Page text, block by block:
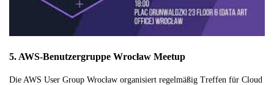
5. AWS-Benutzergruppe Wrocław Meetup
Die AWS User Group Wrocław organisiert regelmäßig Treffen für Cloud